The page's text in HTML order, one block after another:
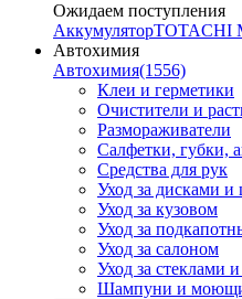
Ожидаем поступления
АккумуляторTOTACHI
Автохимия
Автохимия(1556)
Клеи и герметики
Очистители и
Размораживатели
Салфетки, губки,
Средства для рук
Уход за дисками
Уход за кузовом
Уход за
Уход за салоном
Уход за стеклами
Шампуни и